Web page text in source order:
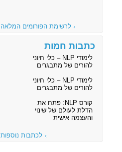
לרשימת הפורומים המלאה
כתבות חמות
לימודי NLP – כלי חיוני
להורים של מתבגרים
לימודי NLP – כלי חיוני
להורים של מתבגרים
קורס NLP: פתח את
הדלת לעולם של שינוי
והעצמה אישית
לכתבות נוספות